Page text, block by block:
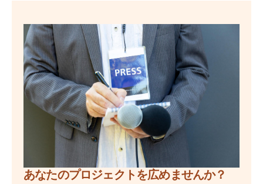
あなたのプロジェクトを広めませんか？